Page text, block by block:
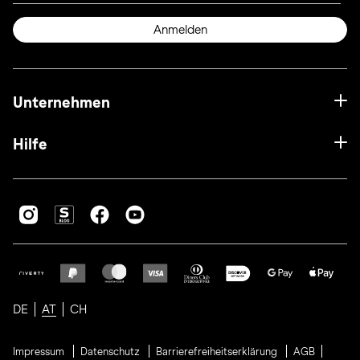
Anmelden
Unternehmen
Hilfe
DE AT CH
Impressum Datenschutz Barrierefreiheitserklärung AGB